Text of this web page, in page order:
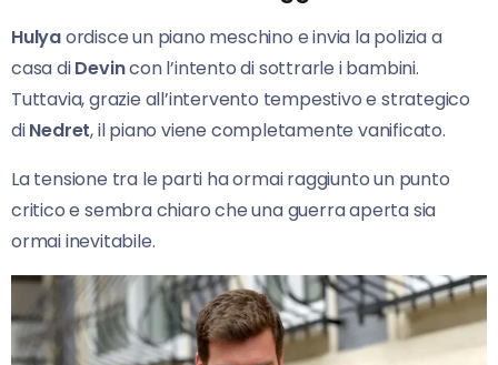
Hulyaordisce un piano meschino e invia la polizia a
casa diDevincon l’intento di sottrarle i bambini.
Tuttavia, grazie all’intervento tempestivo e strategico
diNedret, il piano viene completamente vanificato.
La tensione tra le parti ha ormai raggiunto un punto
critico e sembra chiaro che una guerra aperta sia
ormai inevitabile.